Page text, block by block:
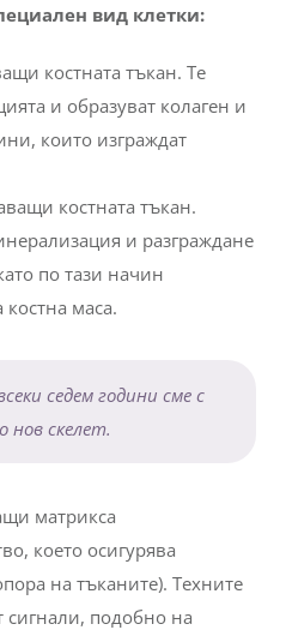
вид клетки:
костната тъкан. Те
и образуват колаген и
които изграждат
костната тъкан.
и разграждане
по тази начин
костна маса.
седем години сме с
нов скелет.
матрикса
което осигурява
на тъканите). Техните
сигнали, подобно на